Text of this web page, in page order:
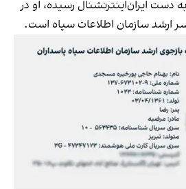
ایران‌اینترنشنال رسیده، او در
ارشد سازمان اطلاعات سپاه است.